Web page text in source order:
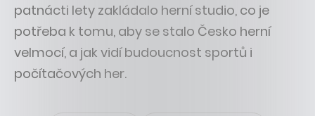
patnácti lety zakládalo herní studio, co je
potřeba k tomu, aby se stalo Česko herní
velmocí, a jak vidí budoucnost sportů i
počítačových her.